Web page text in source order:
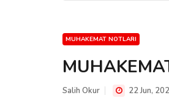
MUHAKEMAT NOTLARI
Salih Okur 22 Jun,